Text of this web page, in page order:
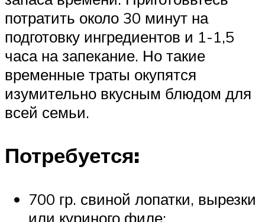
потратить около 30 минут на
подготовку ингредиентов и 1-1,5
часа на запекание. Но такие
временные траты окупятся
изумительно вкусным блюдом для
всей семьи.
Потребуется:
700 гр. свиной лопатки, вырезки
или куриного филе;